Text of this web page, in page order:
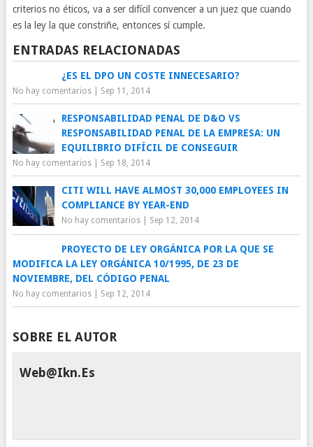
criterios no éticos, va a ser difícil convencer a un juez que cuando
es la ley la que constriñe, entonces sí cumple.
ENTRADAS RELACIONADAS
¿ES EL DPO UN COSTE INNECESARIO?
No hay comentarios| Sep 11, 2014
RESPONSABILIDAD PENAL DE D&O VS
RESPONSABILIDAD PENAL DE LA EMPRESA: UN
EQUILIBRIO DIFÍCIL DE CONSEGUIR
No hay comentarios| Sep 18, 2014
CITI WILL HAVE ALMOST 30,000 EMPLOYEES IN
COMPLIANCE BY YEAR-END
No hay comentarios| Sep 12, 2014
PROYECTO DE LEY ORGÁNICA POR LA QUE SE
MODIFICA LA LEY ORGÁNICA 10/1995, DE 23 DE
NOVIEMBRE, DEL CÓDIGO PENAL
No hay comentarios| Sep 12, 2014
SOBRE EL AUTOR
Web@ikn.es